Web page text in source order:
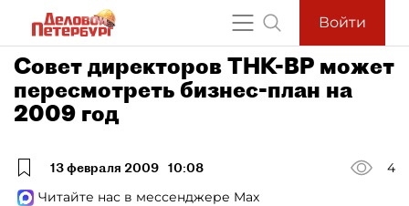
Войти
Совет директоров ТНК-ВР может
пересмотреть бизнес-план на
2009 год
13 февраля 2009 10:08
4
Читайте нас в мессенджере Max